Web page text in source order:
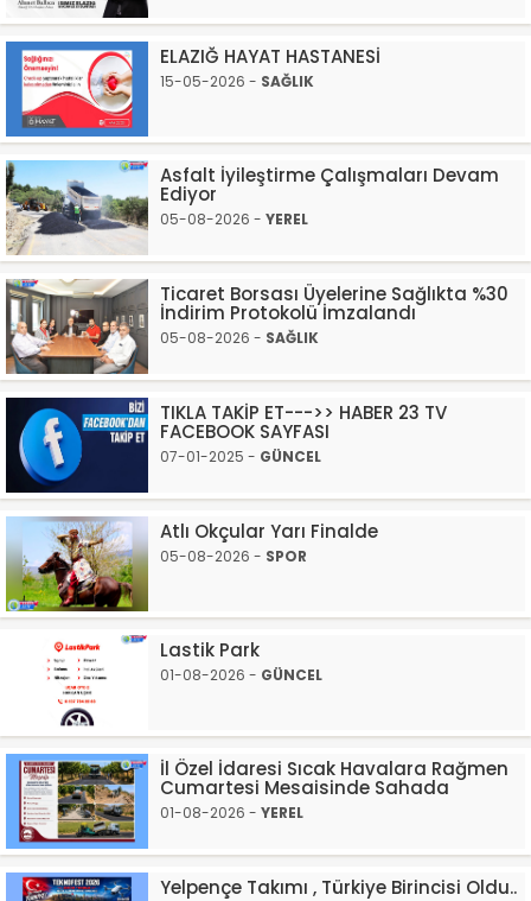
ELAZIĞ HAYAT HASTANESİ
15-05-2026 - SAĞLIK
Asfalt İyileştirme Çalışmaları Devam
Ediyor
05-08-2026 - YEREL
Ticaret Borsası Üyelerine Sağlıkta %30
İndirim Protokolü İmzalandı
05-08-2026 - SAĞLIK
TIKLA TAKİP ET--->> HABER 23 TV
FACEBOOK SAYFASI
07-01-2025 - GÜNCEL
Atlı Okçular Yarı Finalde
05-08-2026 - SPOR
Lastik Park
01-08-2026 - GÜNCEL
İl Özel İdaresi Sıcak Havalara Rağmen
Cumartesi Mesaisinde Sahada
01-08-2026 - YEREL
Yelpençe Takımı , Türkiye Birincisi Oldu..